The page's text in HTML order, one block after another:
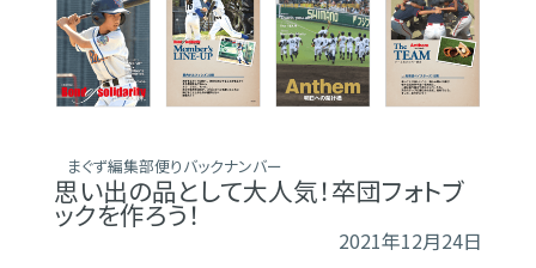
まぐず編集部便りバックナンバー
思い出の品として大人気！卒団フォトブ
ックを作ろう！
2021年12月24日